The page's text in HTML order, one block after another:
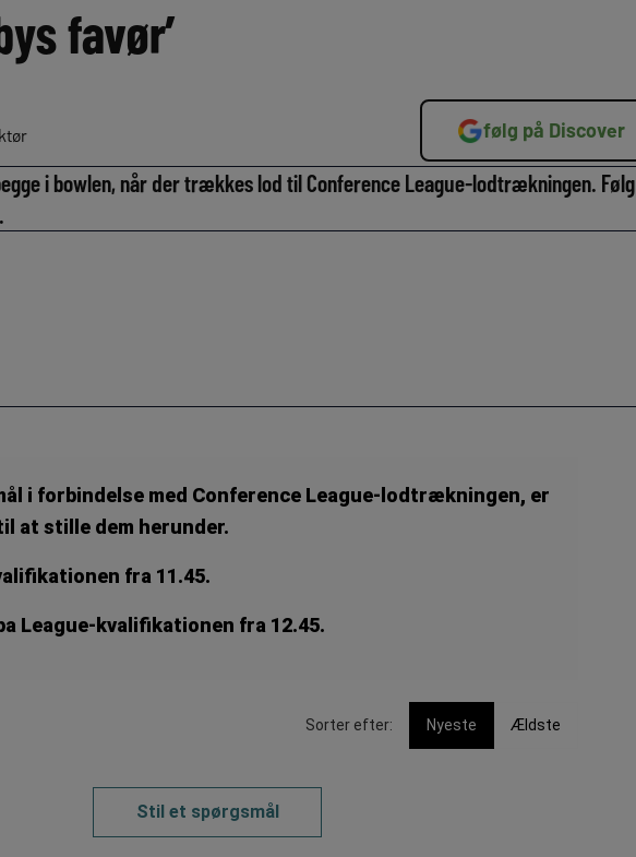
favør’
følg på Discover
i bowlen, når der trækkes lod til Conference League-lodtrækningen. Følg
i forbindelse med Conference League-lodtrækningen, er
at stille dem herunder.
fra 11.45.
League-kvalifikationen fra 12.45.
Sorter efter: Nyeste Ældste
Stil et spørgsmål